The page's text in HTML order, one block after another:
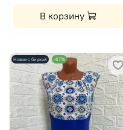
В корзину
Новое с биркой -67%